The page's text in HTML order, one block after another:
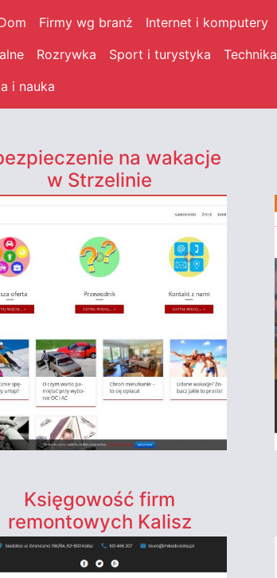
Firmy wg branż Internet i komputery
Rozrywka Sport i turystyka Technika
i nauka
na wakacje
w Strzelinie
Księgowość firm
remontowych Kalisz